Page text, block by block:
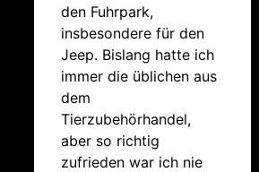
den Fuhrpark,
insbesondere für den
Jeep. Bislang hatte ich
immer die üblichen aus
dem
Tierzubehörhandel,
aber so richtig
zufrieden war ich nie